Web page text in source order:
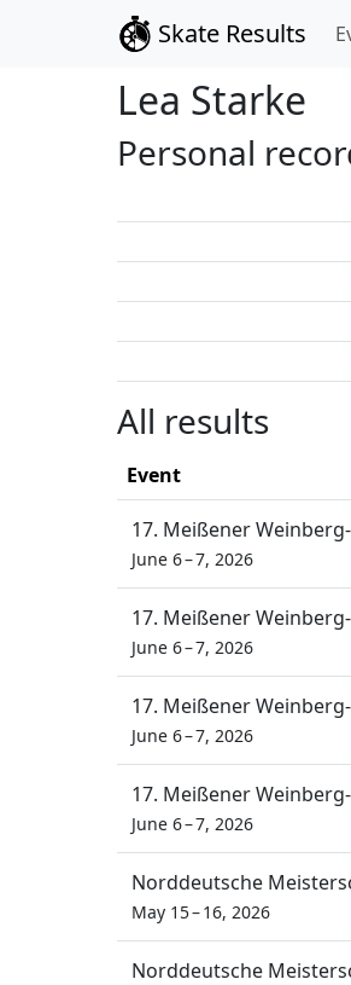
Skate Results
Lea Starke
Personal
All results
Event
17. Meißener
June 6 – 7, 2026
17. Meißener
June 6 – 7, 2026
17. Meißener
June 6 – 7, 2026
17. Meißener
June 6 – 7, 2026
Norddeutsche
May 15 – 16, 2026
Norddeutsche